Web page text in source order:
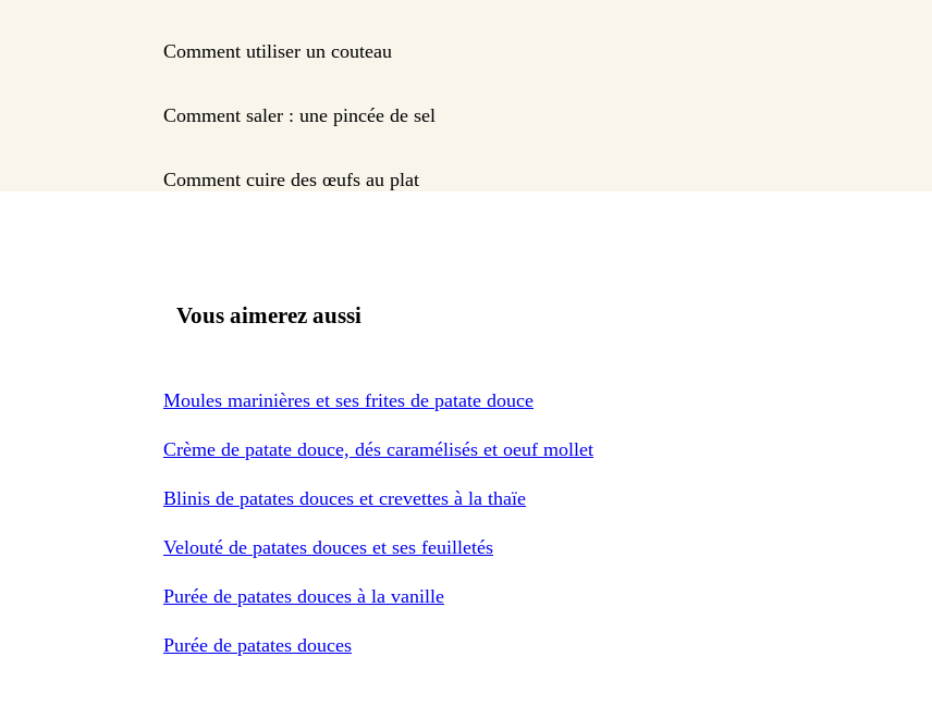
Comment utiliser un couteau
Comment saler : une pincée de sel
Comment cuire des œufs au plat
Vous aimerez aussi
Moules marinières et ses frites de patate douce
Crème de patate douce, dés caramélisés et oeuf mollet
Blinis de patates douces et crevettes à la thaïe
Velouté de patates douces et ses feuilletés
Purée de patates douces à la vanille
Purée de patates douces